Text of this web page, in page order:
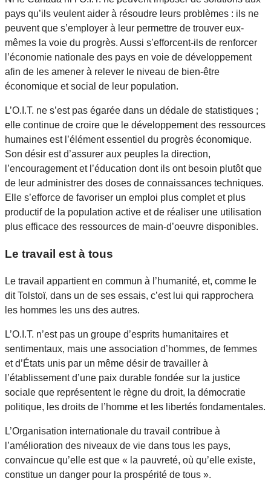
pays qu’ils veulent aider à résoudre leurs problèmes : ils ne
peuvent que s’employer à leur permettre de trouver eux-
mêmes la voie du progrès. Aussi s’efforcent-ils de renforcer
l’économie nationale des pays en voie de développement
afin de les amener à relever le niveau de bien-être
économique et social de leur population.
L’O.I.T. ne s’est pas égarée dans un dédale de statistiques ;
elle continue de croire que le développement des ressources
humaines est l’élément essentiel du progrès économique.
Son désir est d’assurer aux peuples la direction,
l’encouragement et l’éducation dont ils ont besoin plutôt que
de leur administrer des doses de connaissances techniques.
Elle s’efforce de favoriser un emploi plus complet et plus
productif de la population active et de réaliser une utilisation
plus efficace des ressources de main-d’oeuvre disponibles.
Le travail est à tous
Le travail appartient en commun à l’humanité, et, comme le
dit Tolstoï, dans un de ses essais, c’est lui qui rapprochera
les hommes les uns des autres.
L’O.I.T. n’est pas un groupe d’esprits humanitaires et
sentimentaux, mais une association d’hommes, de femmes
et d’États unis par un même désir de travailler à
l’établissement d’une paix durable fondée sur la justice
sociale que représentent le règne du droit, la démocratie
politique, les droits de l’homme et les libertés fondamentales.
L’Organisation internationale du travail contribue à
l’amélioration des niveaux de vie dans tous les pays,
convaincue qu’elle est que « la pauvreté, où qu’elle existe,
constitue un danger pour la prospérité de tous ».